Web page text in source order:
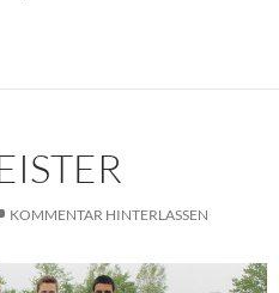
KOMMENTAR HINTERLASSEN